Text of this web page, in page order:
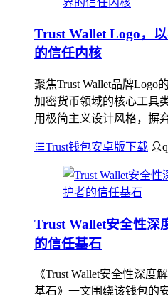
Trust Wallet Logo，
的信任内核
聚焦Trust Wallet品牌Logo
加密货币领域的核心工具
用极简主义设计风格，摒
Trust钱包安卓版下载
Trust Wallet安全性深
的信任基石
《Trust Wallet安全性深度
基石》一文围绕该钱包的